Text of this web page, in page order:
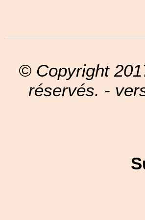
© Copyright
réservés. -